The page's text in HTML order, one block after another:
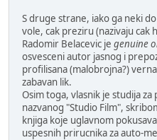
S druge strane, iako ga neki
vole, cak preziru (nazivaju cak
Radomir Belacevic je genuine
osvesceni autor jasnog i
profilisana (malobrojna?)
zabavan lik.
Osim toga, vlasnik je studija
nazvanog "Studio Film",
knjiga koje uglavnom
uspesnih prirucnika za auto-